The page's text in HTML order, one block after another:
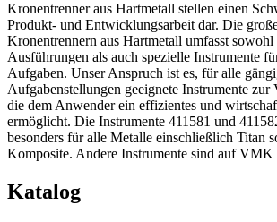
Kronentrenner aus Hartmetall stellen einen
Produkt- und Entwicklungsarbeit dar. Die
Kronentrennern aus Hartmetall umfasst
Ausführungen als auch spezielle Instrumente
Aufgaben. Unser Anspruch ist es, für alle
Aufgabenstellungen geeignete Instrumente zur
die dem Anwender ein effizientes und
ermöglicht. Die Instrumente 411581 und
besonders für alle Metalle einschließlich Titan
Komposite. Andere Instrumente sind auf VMK
Katalog